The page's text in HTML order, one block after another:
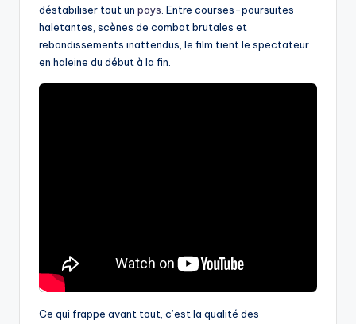
déstabiliser tout un pays. Entre courses-poursuites
haletantes, scènes de combat brutales et
rebondissements inattendus, le film tient le spectateur
en haleine du début à la fin.
Ce qui frappe avant tout, c’est la qualité des